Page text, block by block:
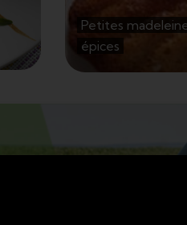
Petites
épices
Petites
épices